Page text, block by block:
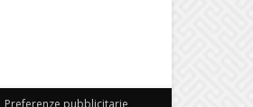
Preferenze pubblicitarie